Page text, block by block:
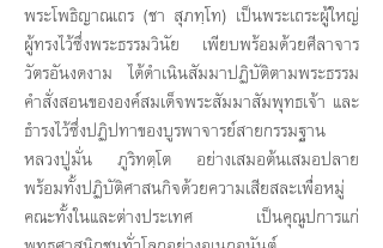
พระโพธิญาณเถร (ชา สุภทฺโท) เป็นพระเถระผู้ใหญ่
ผู้ทรงไว้ซึ่งพระธรรมวินัย เพียบพร้อมด้วยศีลาจาร
วัตรอันงดงาม ได้ดำเนินสัมมาปฏิบัติตามพระธรรม
คำสั่งสอนขององค์สมเด็จพระสัมมาสัมพุทธเจ้า และ
ธำรงไว้ซึ่งปฏิปทาของบูรพาจารย์สายกรรมฐาน
หลวงปู่มั่น ภูริทตฺโต อย่างเสมอต้นเสมอปลาย
พร้อมทั้งปฏิบัติศาสนกิจด้วยความเสียสละเพื่อหมู่
คณะทั้งในและต่างประเทศ เป็นคุณูปการแก่